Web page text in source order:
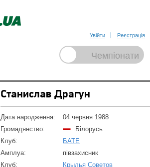
Увійти Реєстрація
Станислав Драгун
Дата народження:
04 червня 1988
Громадянство:
Білорусь
Клуб:
БАТЕ
Амплуа:
півзахисник
Клуб:
Крылья Советов